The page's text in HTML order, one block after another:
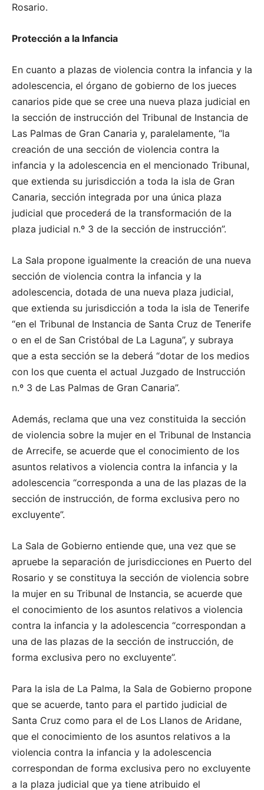
Rosario.
Protección a la Infancia
En cuanto a plazas de violencia contra la infancia y la
adolescencia, el órgano de gobierno de los jueces
canarios pide que se cree una nueva plaza judicial en
la sección de instrucción del Tribunal de Instancia de
Las Palmas de Gran Canaria y, paralelamente, “la
creación de una sección de violencia contra la
infancia y la adolescencia en el mencionado Tribunal,
que extienda su jurisdicción a toda la isla de Gran
Canaria, sección integrada por una única plaza
judicial que procederá de la transformación de la
plaza judicial n.º 3 de la sección de instrucción”.
La Sala propone igualmente la creación de una nueva
sección de violencia contra la infancia y la
adolescencia, dotada de una nueva plaza judicial,
que extienda su jurisdicción a toda la isla de Tenerife
“en el Tribunal de Instancia de Santa Cruz de Tenerife
o en el de San Cristóbal de La Laguna”, y subraya
que a esta sección se la deberá “dotar de los medios
con los que cuenta el actual Juzgado de Instrucción
n.º 3 de Las Palmas de Gran Canaria”.
Además, reclama que una vez constituida la sección
de violencia sobre la mujer en el Tribunal de Instancia
de Arrecife, se acuerde que el conocimiento de los
asuntos relativos a violencia contra la infancia y la
adolescencia “corresponda a una de las plazas de la
sección de instrucción, de forma exclusiva pero no
excluyente”.
La Sala de Gobierno entiende que, una vez que se
apruebe la separación de jurisdicciones en Puerto del
Rosario y se constituya la sección de violencia sobre
la mujer en su Tribunal de Instancia, se acuerde que
el conocimiento de los asuntos relativos a violencia
contra la infancia y la adolescencia “correspondan a
una de las plazas de la sección de instrucción, de
forma exclusiva pero no excluyente”.
Para la isla de La Palma, la Sala de Gobierno propone
que se acuerde, tanto para el partido judicial de
Santa Cruz como para el de Los Llanos de Aridane,
que el conocimiento de los asuntos relativos a la
violencia contra la infancia y la adolescencia
correspondan de forma exclusiva pero no excluyente
a la plaza judicial que ya tiene atribuido el